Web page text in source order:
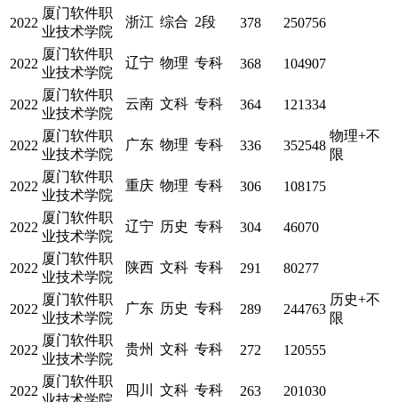
2022
厦门软件职
业技术学院
浙江 综合 2段 378 250756
2022
厦门软件职
业技术学院
辽宁 物理 专科 368 104907
2022
厦门软件职
业技术学院
云南 文科 专科 364 121334
2022
厦门软件职
业技术学院
广东 物理 专科 336 352548
物理+不
限
2022
厦门软件职
业技术学院
重庆 物理 专科 306 108175
2022
厦门软件职
业技术学院
辽宁 历史 专科 304 46070
2022
厦门软件职
业技术学院
陕西 文科 专科 291 80277
2022
厦门软件职
业技术学院
广东 历史 专科 289 244763
历史+不
限
2022
厦门软件职
业技术学院
贵州 文科 专科 272 120555
2022
厦门软件职
四川 文科 专科 263 201030